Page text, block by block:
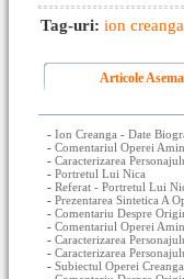
Tag-uri: ion creanga
Articole
- Ion Creanga - Date
- Comentariul Operei
- Caracterizarea
- Portretul Lui Nica
- Referat - Portretul Lui
- Prezentarea Sintetica A
- Comentariu Despre
- Comentariul Operei
- Caracterizarea
- Caracterizarea
- Subiectul Operei